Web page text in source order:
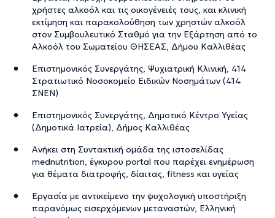
χρήστες αλκοόλ και τις οικογένειές τους, και κλινική
εκτίμηση και παρακολούθηση των χρηστών αλκοόλ
στον Συμβουλευτικό Σταθμό για την Εξάρτηση από το
Αλκοόλ του Σωματείου ΘΗΣΕΑΣ, Δήμου Καλλιθέας
Επιστημονικός Συνεργάτης, Ψυχιατρική Κλινική, 414
Στρατιωτικό Νοσοκομείο Ειδικών Νοσημάτων (414
ΣΝΕΝ)
Επιστημονικός Συνεργάτης, Δημοτικό Κέντρο Υγείας
(Δημοτικά Ιατρεία), Δήμος Καλλιθέας
Ανήκει στη Συντακτική ομάδα της ιστοσελίδας
mednutrition, έγκυρου portal που παρέχει ενημέρωση
για θέματα διατροφής, δίαιτας, fitness και υγείας
Εργασία με αντικείμενο την ψυχολογική υποστήριξη
παρανόμως εισερχόμενων μεταναστών, Ελληνική